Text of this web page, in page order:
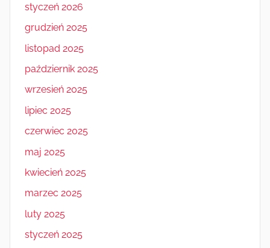
styczeń 2026
grudzień 2025
listopad 2025
październik 2025
wrzesień 2025
lipiec 2025
czerwiec 2025
maj 2025
kwiecień 2025
marzec 2025
luty 2025
styczeń 2025